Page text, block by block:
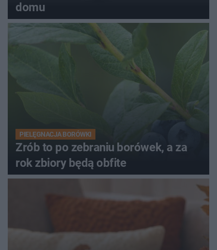
domu
PIELĘGNACJA BORÓWKI
Zrób to po zebraniu borówek, a za
rok zbiory będą obfite